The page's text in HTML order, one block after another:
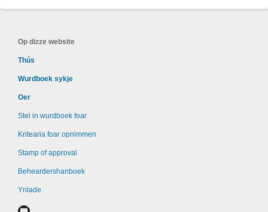
Op dizze website
Thús
Wurdboek sykje
Oer
Stel in wurdboek foar
Kritearia foar opnimmen
Stamp of approval
Beheardershanboek
Ynlade